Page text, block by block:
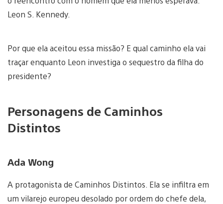
Leon S. Kennedy.
Por que ela aceitou essa missão? E qual caminho ela vai
traçar enquanto Leon investiga o sequestro da filha do
presidente?
Personagens de Caminhos
Distintos
Ada Wong
A protagonista de Caminhos Distintos. Ela se infiltra em
um vilarejo europeu desolado por ordem do chefe dela,